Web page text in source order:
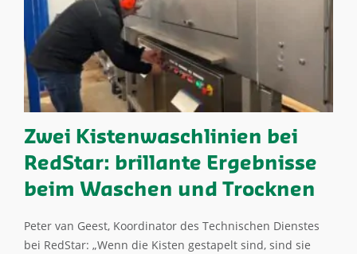
Zwei Kistenwaschlinien bei
RedStar: brillante Ergebnisse
beim Waschen und Trocknen
Peter van Geest, Koordinator des Technischen Dienstes
bei RedStar: „Wenn die Kisten gestapelt sind, sind sie